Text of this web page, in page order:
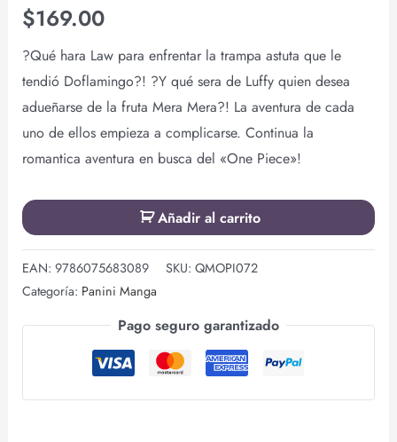
$169.00
?Qué hara Law para enfrentar la trampa astuta que le
tendió Doflamingo?! ?Y qué sera de Luffy quien desea
adueñarse de la fruta Mera Mera?! La aventura de cada
uno de ellos empieza a complicarse. Continua la
romantica aventura en busca del «One Piece»!
Añadir al carrito
EAN: 9786075683089 SKU: QMOPI072
Categoría: Panini Manga
Pago seguro garantizado